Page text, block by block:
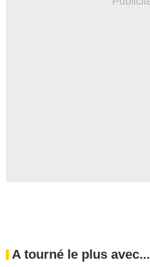
A tourné le plus avec...